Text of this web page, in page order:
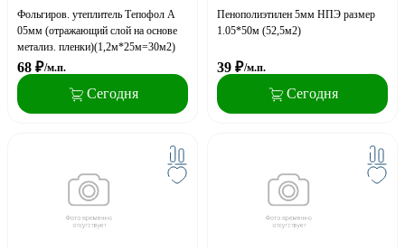
Фольгиров. утеплитель Тепофол А
05мм (отражающий слой на основе
метализ. пленки)(1,2м*25м=30м2)
68 ₽/м.п.
Сегодня
Пенополиэтилен 5мм НПЭ размер
1.05*50м (52,5м2)
39 ₽/м.п.
Сегодня